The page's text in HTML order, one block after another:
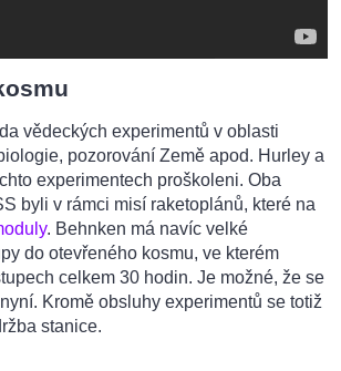
vědeckých experimentů v oblasti
pozorování Země apod. Hurley a
experimentech proškoleni. Oba
byli v rámci misí raketoplánů, které na
. Behnken má navíc velké
do otevřeného kosmu, ve kterém
celkem 30 hodin. Je možné, že se
Kromě obsluhy experimentů se totiž
stanice.